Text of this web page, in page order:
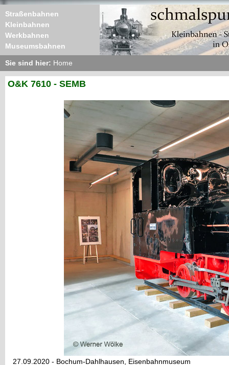
Straßenbahnen
Kleinbahnen
Werkbahnen
Museumsbahnen
Sie sind hier: Home
O&K 7610 - SEMB
27.09.2020 - Bochum-Dahlhausen, Eisenbahnmuseum